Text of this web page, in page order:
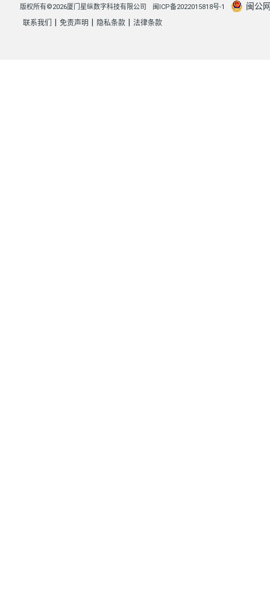
版权所有©2026厦门星纵数字科技有限公司 闽ICP备2022015818号-1 闽公
联系我们 免责声明 隐私条款 法律条款